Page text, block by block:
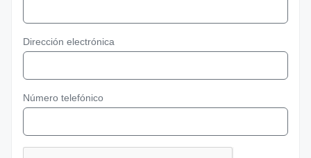
Dirección electrónica
Número telefónico